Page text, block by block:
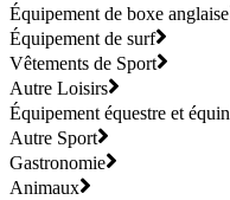
Équipement de boxe anglaise
Équipement de surf
Vêtements de Sport
Autre Loisirs
Équipement équestre et équin
Autre Sport
Gastronomie
Animaux